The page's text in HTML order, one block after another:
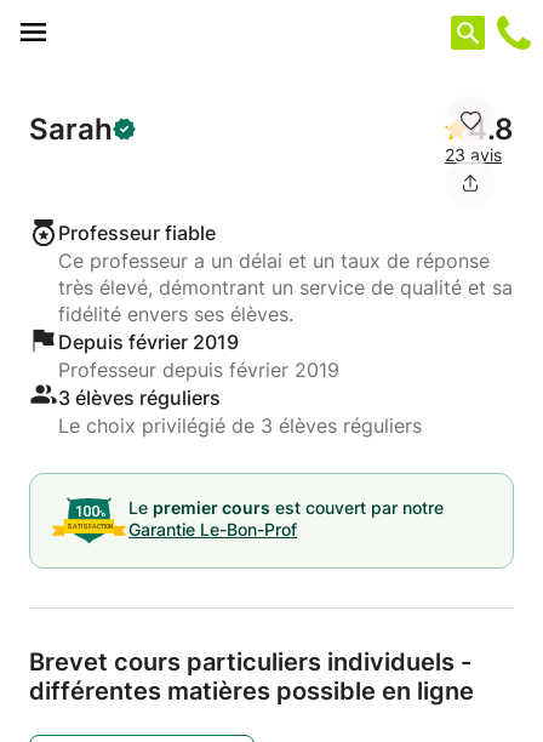
Sarah 4.8
23 avis
Professeur fiable
Ce professeur a un délai et un taux de réponse
très élevé, démontrant un service de qualité et sa
fidélité envers ses élèves.
Depuis février 2019
Professeur depuis février 2019
3 élèves réguliers
Le choix privilégié de 3 élèves réguliers
Le premier cours est couvert par notre
Garantie Le-Bon-Prof
Brevet cours particuliers individuels -
différentes matières possible en ligne